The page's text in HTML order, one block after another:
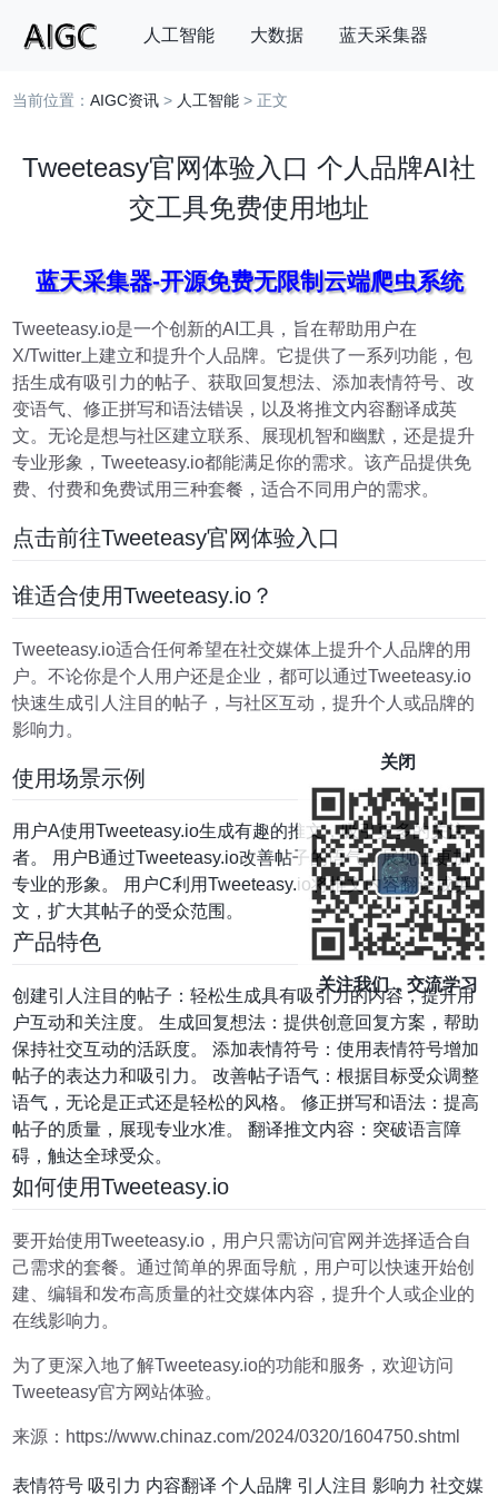
人工智能 大数据 蓝天采集器
搜索
当前位置：AIGC资讯 > 人工智能 > 正文
Tweeteasy官网体验入口 个人品牌AI社
交工具免费使用地址
蓝天采集器-开源免费无限制云端爬虫系统
Tweeteasy.io是一个创新的AI工具，旨在帮助用户在
X/Twitter上建立和提升个人品牌。它提供了一系列功能，包
括生成有吸引力的帖子、获取回复想法、添加表情符号、改
变语气、修正拼写和语法错误，以及将推文内容翻译成英
文。无论是想与社区建立联系、展现机智和幽默，还是提升
专业形象，Tweeteasy.io都能满足你的需求。该产品提供免
费、付费和免费试用三种套餐，适合不同用户的需求。
点击前往Tweeteasy官网体验入口
谁适合使用Tweeteasy.io？
Tweeteasy.io适合任何希望在社交媒体上提升个人品牌的用
户。不论你是个人用户还是企业，都可以通过Tweeteasy.io
快速生成引人注目的帖子，与社区互动，提升个人或品牌的
影响力。
使用场景示例
用户A使用Tweeteasy.io生成有趣的推文，吸引更多的关注
者。 用户B通过Tweeteasy.io改善帖子的语气，展现出更加
专业的形象。 用户C利用Tweeteasy.io将推文内容翻译成英
文，扩大其帖子的受众范围。
产品特色
创建引人注目的帖子：轻松生成具有吸引力的内容，提升用
户互动和关注度。 生成回复想法：提供创意回复方案，帮助
保持社交互动的活跃度。 添加表情符号：使用表情符号增加
帖子的表达力和吸引力。 改善帖子语气：根据目标受众调整
语气，无论是正式还是轻松的风格。 修正拼写和语法：提高
帖子的质量，展现专业水准。 翻译推文内容：突破语言障
碍，触达全球受众。
如何使用Tweeteasy.io
要开始使用Tweeteasy.io，用户只需访问官网并选择适合自
己需求的套餐。通过简单的界面导航，用户可以快速开始创
建、编辑和发布高质量的社交媒体内容，提升个人或企业的
在线影响力。
为了更深入地了解Tweeteasy.io的功能和服务，欢迎访问
Tweeteasy官方网站体验。
来源：https://www.chinaz.com/2024/0320/1604750.shtml
表情符号 吸引力 内容翻译 个人品牌 引人注目 影响力 社交媒
关闭
关注我们，交流学习